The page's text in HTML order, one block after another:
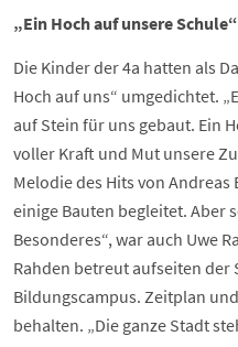
„Ein Hoch auf unsere Schule“
Die Kinder der 4a hatten als
Hoch auf uns“ umgedichtet.
auf Stein für uns gebaut. Ein
voller Kraft und Mut unsere
Melodie des Hits von
einige Bauten begleitet. Aber
Besonderes“, war auch Uwe
Rahden betreut aufseiten
Bildungscampus. Zeitplan
behalten. „Die ganze Stadt